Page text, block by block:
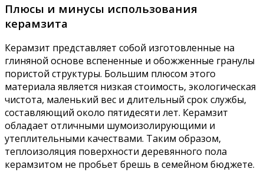
Плюсы и минусы использования
керамзита
Керамзит представляет собой изготовленные на
глиняной основе вспененные и обожженные гранулы
пористой структуры. Большим плюсом этого
материала является низкая стоимость, экологическая
чистота, маленький вес и длительный срок службы,
составляющий около пятидесяти лет. Керамзит
обладает отличными шумоизолирующими и
утеплительными качествами. Таким образом,
теплоизоляция поверхности деревянного пола
керамзитом не пробьет брешь в семейном бюджете.